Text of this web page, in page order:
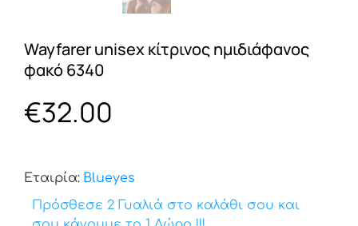
Wayfarer unisex κίτρινος ημιδιάφανος
φακό 6340
€32.00
Εταιρία: Βlueyes
Πρόσθεσε 2 Γυαλιά στο καλάθι σου και